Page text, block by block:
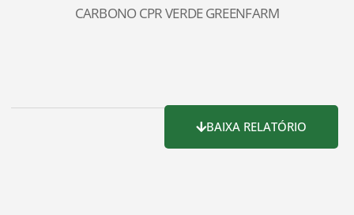
CARBONO CPR VERDE GREENFARM
BAIXA RELATÓRIO